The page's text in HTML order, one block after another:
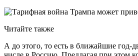
Читайте также
А до этого, то есть в ближайшие год-